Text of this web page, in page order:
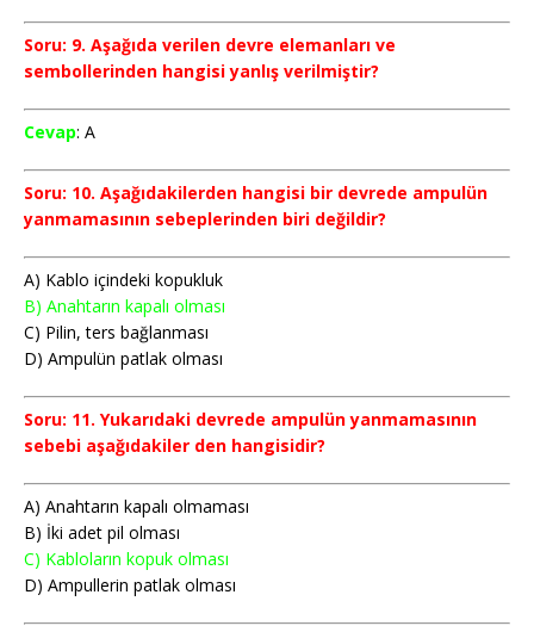
Soru: 9. Aşağıda verilen devre elemanları ve
sembollerinden hangisi yanlış verilmiştir?
Cevap: A
Soru: 10. Aşağıdakilerden hangisi bir dev­rede ampulün
yanmamasının se­beplerinden biri değildir?
A) Kablo içindeki kopukluk
B) Anahtarın kapalı olması
C) Pilin, ters bağlanması
D) Ampulün patlak olması
Soru: 11. Yukarıdaki devrede ampulün yanmamasının
sebebi aşağıdakiler den hangisidir?
A) Anahtarın kapalı olmaması
B) İki adet pil olması
C) Kabloların kopuk olması
D) Ampullerin patlak olması